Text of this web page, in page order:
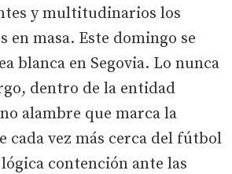
y multitudinarios los
en masa. Este domingo se
blanca en Segovia. Lo nunca
dentro de la entidad
alambre que marca la
cada vez más cerca del fútbol
contención ante las